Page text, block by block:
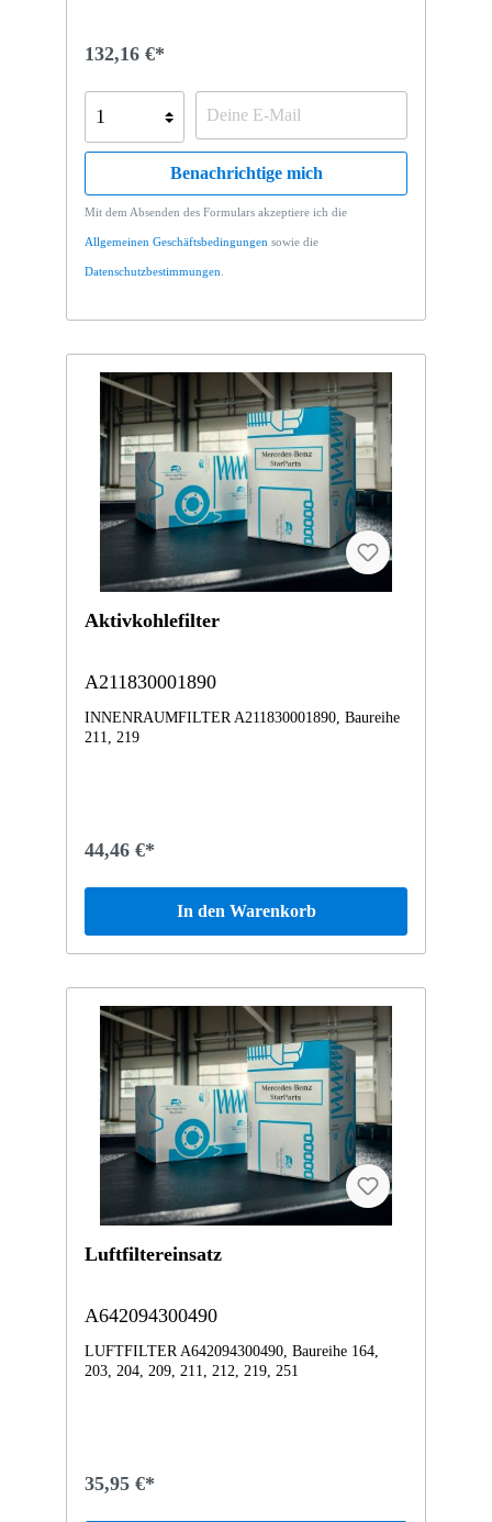
132,16 €*
Benachrichtige mich
Mit dem Absenden des Formulars akzeptiere ich die
Allgemeinen Geschäftsbedingungen sowie die
Datenschutzbestimmungen
Aktivkohlefilter
A211830001890
INNENRAUMFILTER A211830001890, Baureihe
211, 219
44,46 €*
In den Warenkorb
Luftfiltereinsatz
A642094300490
LUFTFILTER A642094300490, Baureihe 164,
203, 204, 209, 211, 212, 219, 251
35,95 €*